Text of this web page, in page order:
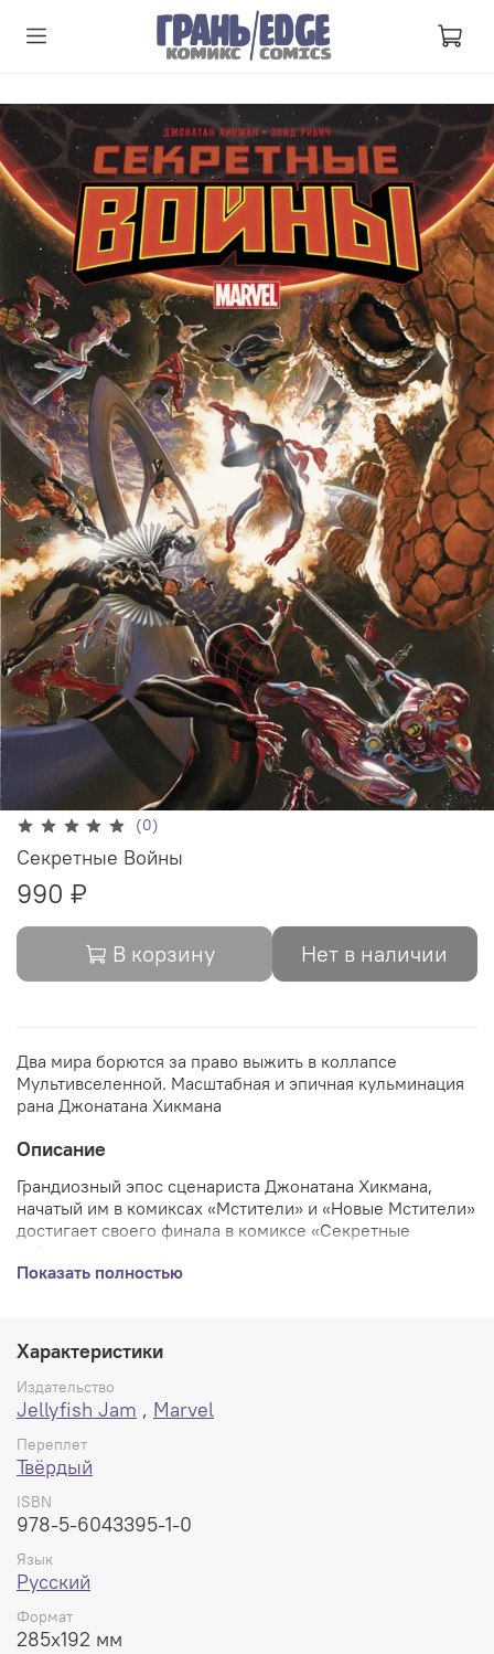
(0)
Секретные Войны
990 ₽
В корзину Нет в наличии
Два мира борются за право выжить в коллапсе
Мультивселенной. Масштабная и эпичная кульминация
рана Джонатана Хикмана
Описание
Грандиозный эпос сценариста Джонатана Хикмана,
начатый им в комиксах «Мстители» и «Новые Мстители»
достигает своего финала в комиксе «Секретные
и супергероев, вселенная Marvel и Ultimate-вселенная
столкнулись... и были разрушены! Все, что осталось в
огромном пустом космосе — единственная, гигантская
планета, получившаяся из осколков сотен
разгромленных вселенных: Мир битв! И все выжившие
в глобальной катастрофе стоят на коленях перед
Кто населяет этот мир? Встретятся ли в нем старые
знакомые? И что случится, когда разные территории
Мира битв пойдут войной друг на друга? Вселенной
Marvel больше нет — и лишь победителям Секретных
войн решать, что будет дальше.
В издание входят комиксы Secret Wars #1-9.
Показать полностью
Характеристики
Издательство
Jellyfish Jam , Marvel
Переплет
Твёрдый
ISBN
978-5-6043395-1-0
Язык
Русский
Формат
285x192 мм